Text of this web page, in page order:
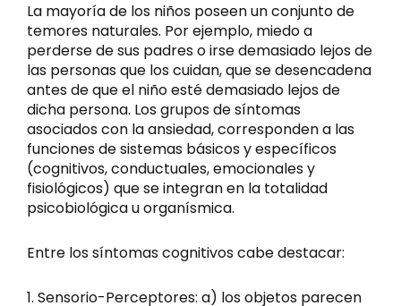
La mayoría de los niños poseen un conjunto de
temores naturales. Por ejemplo, miedo a
perderse de sus padres o irse demasiado lejos de
las personas que los cuidan, que se desencadena
antes de que el niño esté demasiado lejos de
dicha persona. Los grupos de síntomas
asociados con la ansiedad, corresponden a las
funciones de sistemas básicos y específicos
(cognitivos, conductuales, emocionales y
fisiológicos) que se integran en la totalidad
psicobiológica u organísmica.
Entre los síntomas cognitivos cabe destacar:
1. Sensorio-Perceptores: a) los objetos parecen